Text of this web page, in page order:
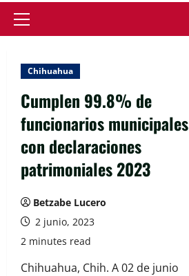
Primary
Chihuahua
Cumplen 99.8% de
funcionarios municipales
con declaraciones
patrimoniales 2023
Betzabe Lucero
2 junio, 2023
2 minutes read
Chihuahua, Chih. A 02 de junio